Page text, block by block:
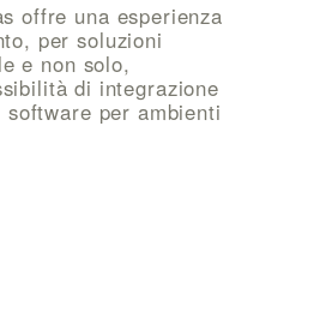
offre una esperienza
per soluzioni
e non solo,
di integrazione
per ambienti